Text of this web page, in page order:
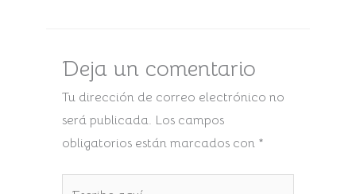
Deja un comentario
Tu dirección de correo electrónico no
será publicada. Los campos
obligatorios están marcados con *